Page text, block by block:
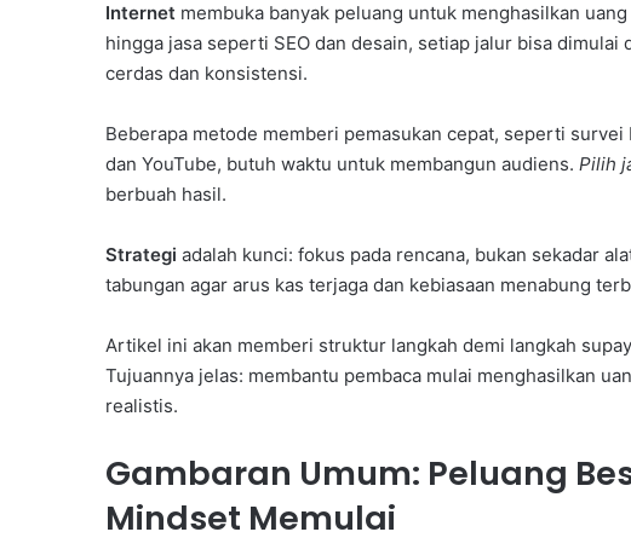
Internet membuka banyak peluang untuk menghasilkan
hingga jasa seperti SEO dan desain, setiap jalur bisa
cerdas dan konsistensi.
Beberapa metode memberi pemasukan cepat, seperti
dan YouTube, butuh waktu untuk membangun audiens. Pilih
berbuah hasil.
Strategi adalah kunci: fokus pada rencana, bukan sekadar
tabungan agar arus kas terjaga dan kebiasaan menabung
Artikel ini akan memberi struktur langkah demi langkah
Tujuannya jelas: membantu pembaca mulai menghasilkan
realistis.
Gambaran Umum: Peluang
Mindset Memulai